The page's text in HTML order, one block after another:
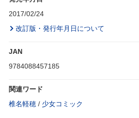
2017/02/24
改訂版・発行年月日について
JAN
9784088457185
関連ワード
椎名軽穂 / 少女コミック